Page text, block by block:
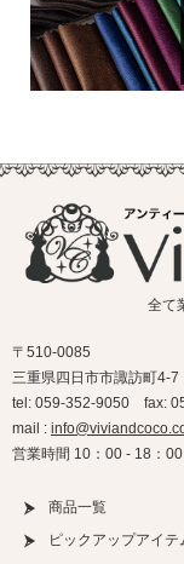
全て
〒510-0085
三重県四日市市諏訪町4-7
tel: 059-352-9050 fax:
mail :
営業時間 10：00 - 18：
商品一覧
ピックアップアイテ